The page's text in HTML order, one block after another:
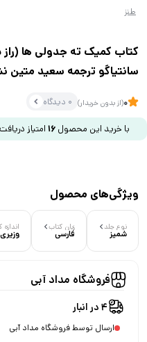
طنز
کتاب کمیک ته جدولی ها (راز
سانتیاگو ترجمه سعید متین
0(از بدون خریدار) 0 دیدگاه
با خرید این محصول 16 امتیاز
ویژگی‌های محصول
نوع جلد
شمیز
زبان کتاب
فارسی وزیری
فروشگاه مداد آبی
4 در انبار
ارسال توسط فروشگاه مداد آبی